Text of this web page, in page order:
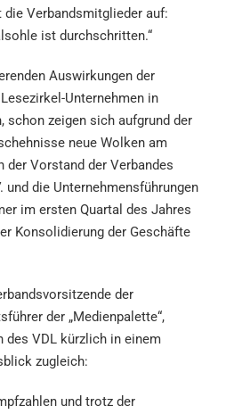
Verbandsmitglieder auf:
ist durchschritten.“
Auswirkungen der
Unternehmen in
schon zeigen sich aufgrund der
neue Wolken am
der Vorstand der Verbandes
und die Unternehmensführungen
im ersten Quartal des Jahres
Konsolidierung der Geschäfte
der
der „Medienpalette“,
des VDL kürzlich in einem
zugleich:
und trotz der